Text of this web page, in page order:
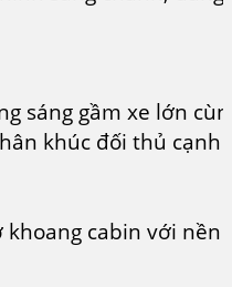
sáng gầm xe lớn
khúc đối thủ cạnh
cabin với nền